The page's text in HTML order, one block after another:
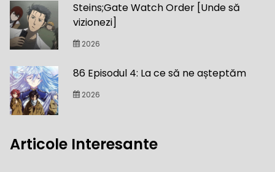
Steins;Gate Watch Order [Unde să
vizionezi]
2026
86 Episodul 4: La ce să ne așteptăm
2026
Articole Interesante